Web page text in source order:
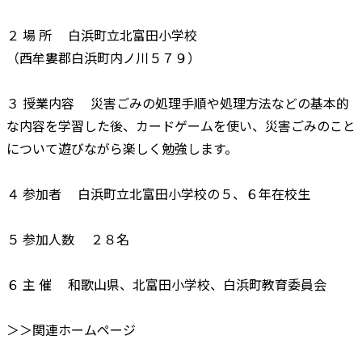
２ 場 所 白浜町立北富田小学校
（西牟婁郡白浜町内ノ川５７９）
３ 授業内容 災害ごみの処理手順や処理方法などの基本的
な内容を学習した後、カードゲームを使い、災害ごみのこと
について遊びながら楽しく勉強します。
４ 参加者 白浜町立北富田小学校の５、６年在校生
５ 参加人数 ２８名
６ 主 催 和歌山県、北富田小学校、白浜町教育委員会
＞＞関連ホームページ